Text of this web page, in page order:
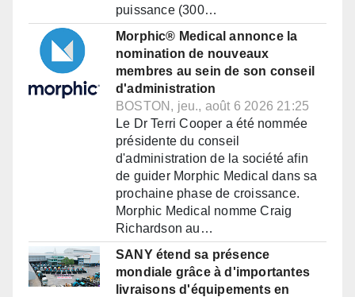
puissance (300…
Morphic® Medical annonce la
nomination de nouveaux
membres au sein de son conseil
d'administration
BOSTON, jeu., août 6 2026 21:25
Le Dr Terri Cooper a été nommée
présidente du conseil
d'administration de la société afin
de guider Morphic Medical dans sa
prochaine phase de croissance.
Morphic Medical nomme Craig
Richardson au…
SANY étend sa présence
mondiale grâce à d'importantes
livraisons d'équipements en